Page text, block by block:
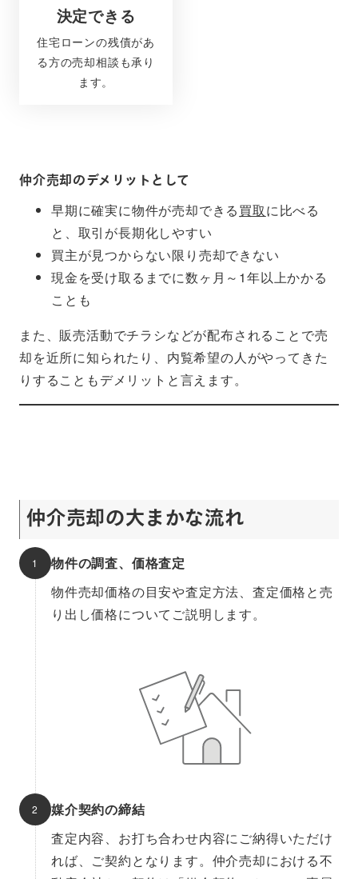
決定できる
住宅ローンの残債があ
る方の売却相談も承り
ます。
仲介売却のデメリットとして
早期に確実に物件が売却できる買取に比べる
と、取引が長期化しやすい
買主が見つからない限り売却できない
現金を受け取るまでに数ヶ月～1年以上かかる
ことも
また、販売活動でチラシなどが配布されることで売
却を近所に知られたり、内覧希望の人がやってきた
りすることもデメリットと言えます。
仲介売却の大まかな流れ
物件の調査、価格査定
物件売却価格の目安や査定方法、査定価格と売
り出し価格についてご説明します。
媒介契約の締結
査定内容、お打ち合わせ内容にご納得いただけ
れば、ご契約となります。仲介売却における不